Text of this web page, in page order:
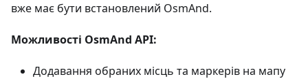
вже має бути встановлений OsmAnd.
Можливості OsmAnd API:
Додавання обраних місць та маркерів на мапу